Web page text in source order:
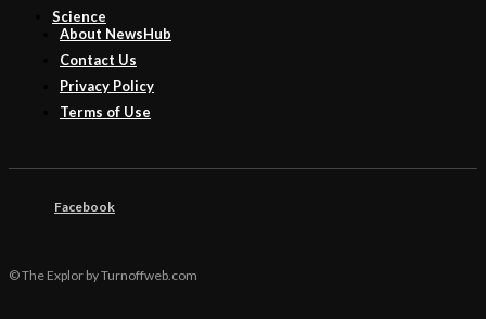
Science
About NewsHub
Contact Us
Privacy Policy
Terms of Use
Facebook
© The Explor by Turnoffweb.com